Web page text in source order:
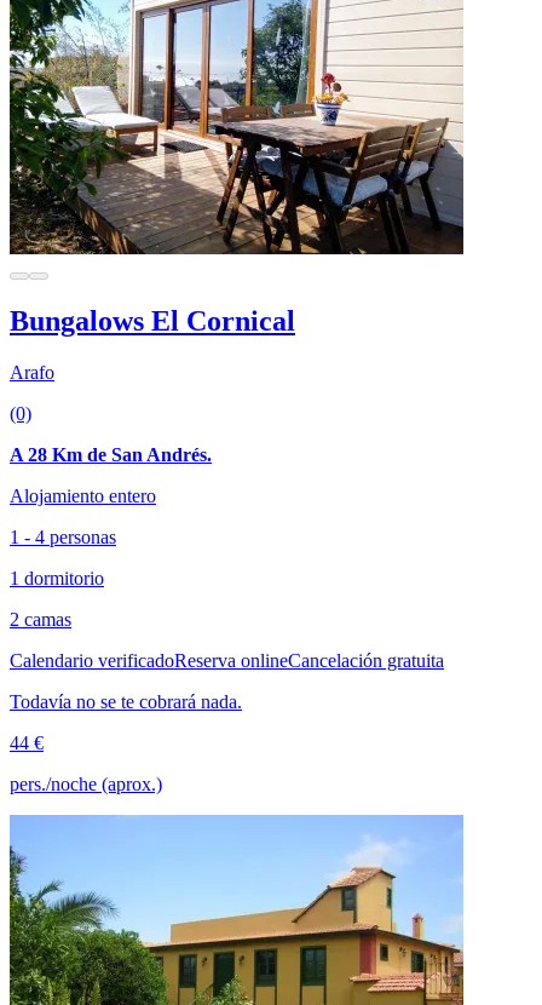
Bungalows El Cornical
Arafo
(0)
A 28 Km de San Andrés.
Alojamiento entero
1 - 4 personas
1 dormitorio
2 camas
Calendario verificadoReserva onlineCancelación gratuita
Todavía no se te cobrará nada.
44 €
pers./noche (aprox.)